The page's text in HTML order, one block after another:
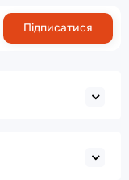
Підписатися